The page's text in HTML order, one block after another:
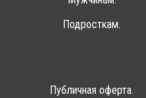
Подросткам.
Публичная оферта.